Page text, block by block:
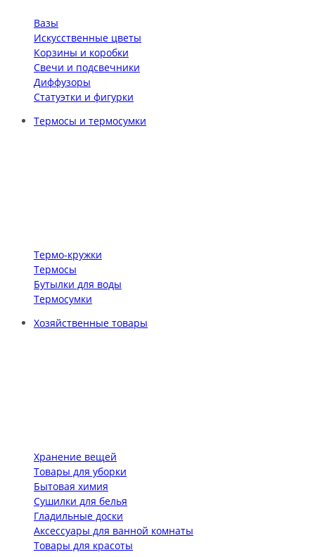
Вазы
Искусственные цветы
Корзины и коробки
Свечи и подсвечники
Диффузоры
Статуэтки и фигурки
Термосы и термосумки
Термо-кружки
Термосы
Бутылки для воды
Термосумки
Хозяйственные товары
Хранение вещей
Товары для уборки
Бытовая химия
Сушилки для белья
Гладильные доски
Аксессуары для ванной комнаты
Товары для красоты